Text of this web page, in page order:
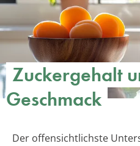
Zuckergehalt
Geschmack
Der offensichtlichste